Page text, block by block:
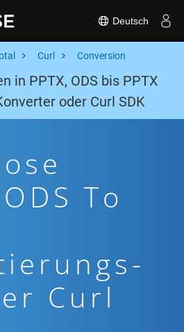
Deutsch
Curl Conversion
in PPTX, ODS bis PPTX
oder Curl SDK
To
Curl